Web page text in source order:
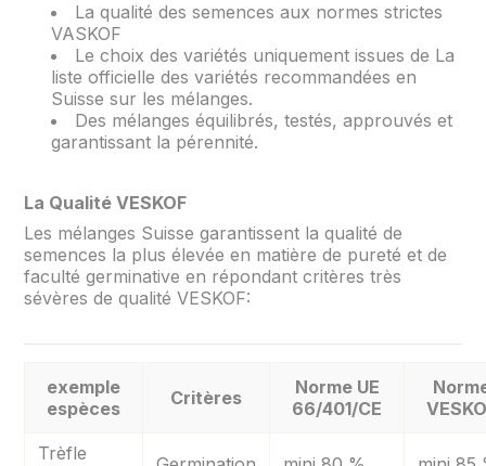
La qualité des semences aux normes strictes
VASKOF
Le choix des variétés uniquement issues de La
liste officielle des variétés recommandées en
Suisse sur les mélanges.
Des mélanges équilibrés, testés, approuvés et
garantissant la pérennité.
La Qualité VESKOF
Les mélanges Suisse garantissent la qualité de
semences la plus élevée en matière de pureté et de
faculté germinative en répondant critères très
sévères de qualité VESKOF:
exemple
espèces
Critères
Norme UE
66/401/CE
Trèfle